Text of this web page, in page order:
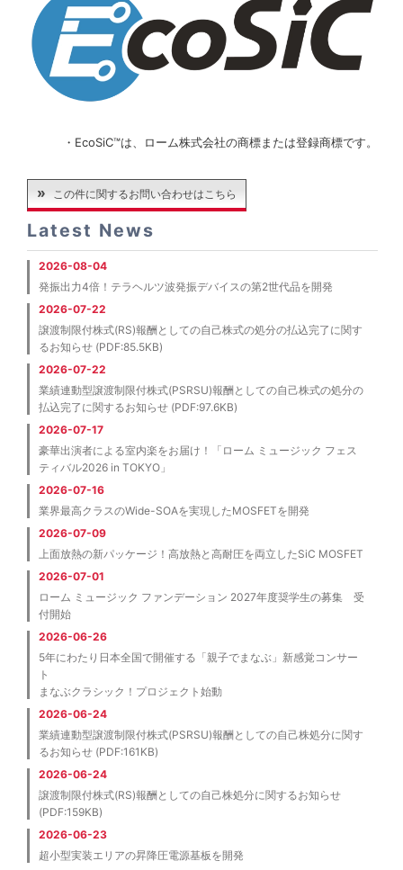
・EcoSiC™は、ローム株式会社の商標または登録商標です。
この件に関するお問い合わせはこちら
Latest News
2026-08-04
発振出力4倍！テラヘルツ波発振デバイスの第2世代品を開発
2026-07-22
譲渡制限付株式(RS)報酬としての自己株式の処分の払込完了に関す
るお知らせ (PDF:85.5KB)
2026-07-22
業績連動型譲渡制限付株式(PSRSU)報酬としての自己株式の処分の
払込完了に関するお知らせ (PDF:97.6KB)
2026-07-17
豪華出演者による室内楽をお届け！「ローム ミュージック フェス
ティバル2026 in TOKYO」
2026-07-16
業界最高クラスのWide-SOAを実現したMOSFETを開発
2026-07-09
上面放熱の新パッケージ！高放熱と高耐圧を両立したSiC MOSFET
2026-07-01
ローム ミュージック ファンデーション 2027年度奨学生の募集 受
付開始
2026-06-26
5年にわたり日本全国で開催する「親子でまなぶ」新感覚コンサー
ト
まなぶクラシック！プロジェクト始動
2026-06-24
業績連動型譲渡制限付株式(PSRSU)報酬としての自己株処分に関す
るお知らせ (PDF:161KB)
2026-06-24
譲渡制限付株式(RS)報酬としての自己株処分に関するお知らせ
(PDF:159KB)
2026-06-23
超小型実装エリアの昇降圧電源基板を開発